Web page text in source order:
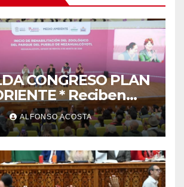
CONGRESO PLAN
* Reciben
de la
Delfina Gómez
ALFONSO ACOSTA